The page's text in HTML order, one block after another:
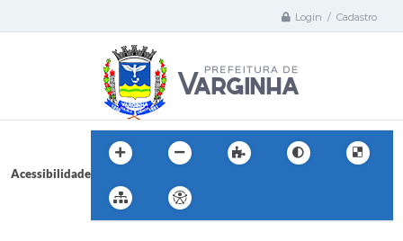
Login / Cadastro
Acessibilidade